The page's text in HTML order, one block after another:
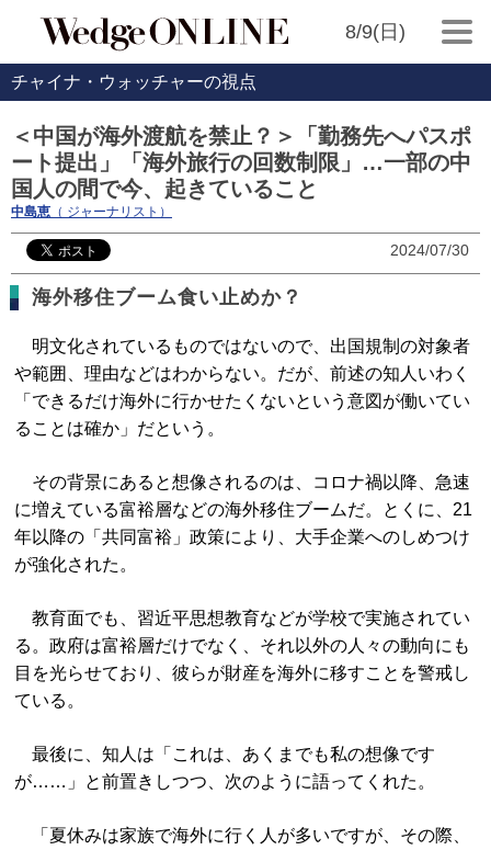
8/9(日)
チャイナ・ウォッチャーの視点
＜中国が海外渡航を禁止？＞「勤務先へパスポ
ート提出」「海外旅行の回数制限」…一部の中
国人の間で今、起きていること
中島恵 （ ジャーナリスト）
2024/07/30
海外移住ブーム食い止めか？
明文化されているものではないので、出国規制の対象者
や範囲、理由などはわからない。だが、前述の知人いわく
「できるだけ海外に行かせたくないという意図が働いてい
ることは確か」だという。
その背景にあると想像されるのは、コロナ禍以降、急速
に増えている富裕層などの海外移住ブームだ。とくに、21
年以降の「共同富裕」政策により、大手企業へのしめつけ
が強化された。
教育面でも、習近平思想教育などが学校で実施されてい
る。政府は富裕層だけでなく、それ以外の人々の動向にも
目を光らせており、彼らが財産を海外に移すことを警戒し
ている。
最後に、知人は「これは、あくまでも私の想像です
が……」と前置きしつつ、次のように語ってくれた。
「夏休みは家族で海外に行く人が多いですが、その際、